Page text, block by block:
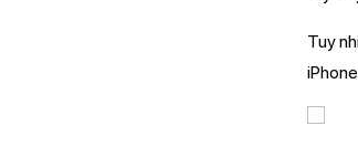
Tuy